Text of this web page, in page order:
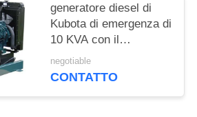
generatore diesel di
Kubota di emergenza di
10 KVA con il
governatore elettrico
negotiable
CONTATTO